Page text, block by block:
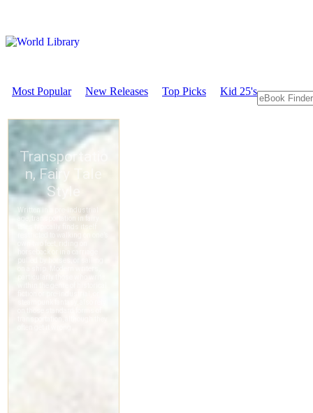
Most Popular New Releases Top Picks Kid 25's